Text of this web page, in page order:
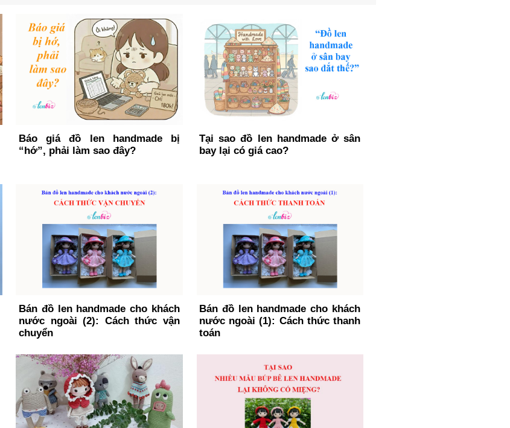
Báo giá đồ len handmade bị
“hớ”, phải làm sao đây?
Tại sao đồ len handmade ở sân
bay lại có giá cao?
Bán đồ len handmade cho khách
nước ngoài (2): Cách thức vận
chuyển
Bán đồ len handmade cho khách
nước ngoài (1): Cách thức thanh
toán